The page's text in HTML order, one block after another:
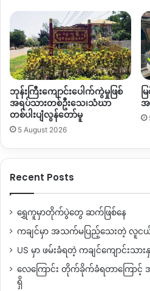
ဆောက်လုပ်ရေးလုပ်ငန်းသုံးယာဥ်တွ
လုပ်ငန်းသုံးနဲ့ သယ်ယူပို့ဆောင်ရေး
အသုံးပြုနိုင်တယ်လို့ ရေးသားထားပ
ဒါ့အပြင် စက်သုံးဆီလုပ်ငန်းရှင်တွ
လည်း စက်သုံးဆီဝယ်ယူစုဆောင်းတာ၊
တွေ လုံးဝမလုပ်ဖို့သတိပေးထားပါ
ဒါပေမဲ့ အဲ့ဒီလိုကန့်သတ်ချက်တွေထုတ်ပ
ကချင်ပြည်နယ်အပါအဝင် မြန်မာ
များများမှာ စက်သုံးဆီရရှိဖို့
တချို့ဒေသတွေမှာ စက်သုံးဆီဆိုင်တွေ
အကန့်အသတ်နဲ့ရောင်းချတာ စတဲ့အ
လို့သိရပါတယ်။
By – အမိုး
ဘုန်းကြီးကျောင်းပေါက်ကွဲမှုဖြစ်
အရပ်သားတစ်ဦးသေ၊သံဃာ
တစ်ပါးပျံလွန်တော်မူ
5 August 2026
မ
အ
Recent Posts
ရွှေကူမှာတိုက်ပွဲတွေ ဆက်ဖြစ်နေ
ကချင်မှာ အသက်မပြည့်သေးတဲ့ လူငယ်
US မှာ ဖမ်းခံရတဲ့ ကချင်ကျောင်းသ
လေကြောင်း တိုက်ခိုက်ခံရတာကြောင့်
ရှိ